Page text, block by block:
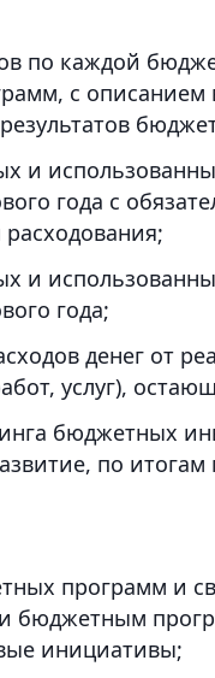
по каждой
с описанием
и
года с
и
года;
денег от
услуг),
бюджетных
по
программ и
бюджетным
инициативы;